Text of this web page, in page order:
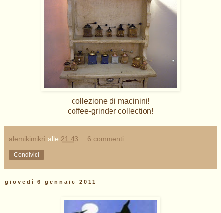
collezione di macinini!
coffee-grinder collection!
alemikimikrì alle 21:43 6 commenti:
Condividi
giovedì 6 gennaio 2011